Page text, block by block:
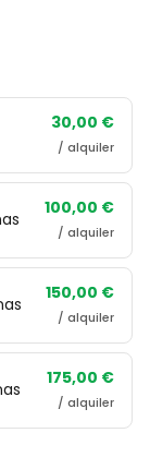
30,00 €
/ alquiler
100,00 €
/ alquiler
150,00 €
/ alquiler
175,00 €
/ alquiler